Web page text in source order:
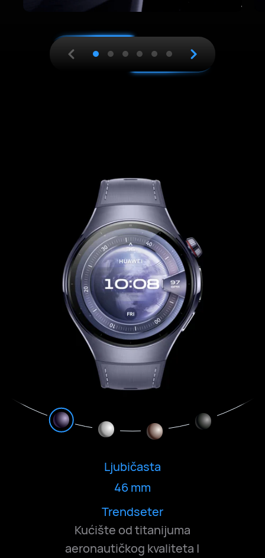
Ljubičasta
46 mm
Trendseter
Kućište od titanijuma
aeronautičkog kvaliteta |
Smela i nenametljiva
Ležerna i bezbrižna
Klasična i duboka